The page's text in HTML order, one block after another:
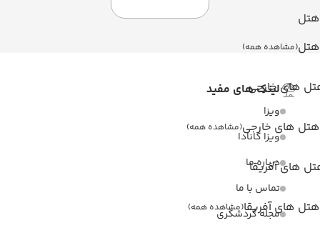
هتل
هتل(مشاهده همه)
های خارجی
هتل های خارجی(مشاهده همه)
های آفریقا
هتل های آفریقا(مشاهده همه)
لینک های مفید
ویزا
ویزا کانادا
درباره ما
تماس با ما
مجله گردشگری